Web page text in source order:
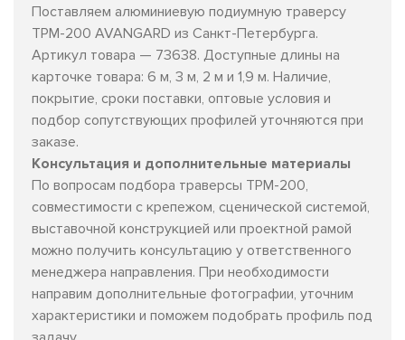
Поставляем алюминиевую подиумную траверсу
TPM-200 AVANGARD из Санкт-Петербурга.
Артикул товара — 73638. Доступные длины на
карточке товара: 6 м, 3 м, 2 м и 1,9 м. Наличие,
покрытие, сроки поставки, оптовые условия и
подбор сопутствующих профилей уточняются при
заказе.
Консультация и дополнительные материалы
По вопросам подбора траверсы TPM-200,
совместимости с крепежом, сценической системой,
выставочной конструкцией или проектной рамой
можно получить консультацию у ответственного
менеджера направления. При необходимости
направим дополнительные фотографии, уточним
характеристики и поможем подобрать профиль под